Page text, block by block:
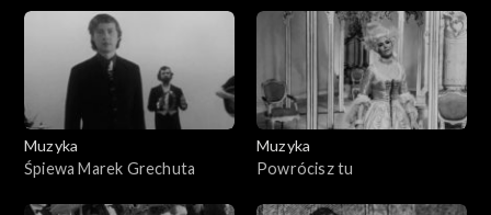
Muzyka
Śpiewa Marek Grechuta
Muzyka
Powrócisz tu